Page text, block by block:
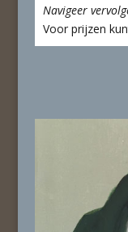
Navigeer
Voor prijzen